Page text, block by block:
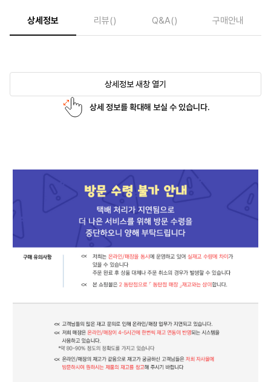
상세정보 리뷰() Q&A() 구매안내
상세정보 새창 열기
상세 정보를 확대해 보실 수 있습니다.